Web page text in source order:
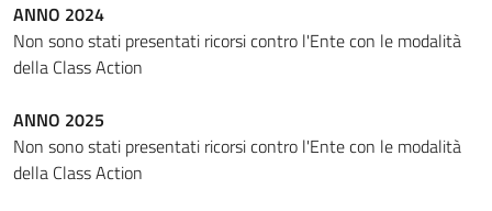
ANNO 2024
Non sono stati presentati ricorsi contro l'Ente con le modalità
della Class Action
ANNO 2025
Non sono stati presentati ricorsi contro l'Ente con le modalità
della Class Action